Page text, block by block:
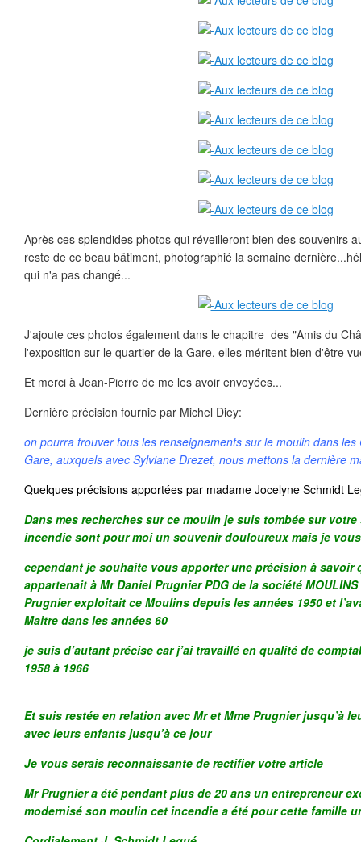
Après ces splendides photos qui réveilleront bien des souvenirs
reste de ce beau bâtiment, photographié la semaine
qui n'a pas changé...
J'ajoute ces photos également dans le chapitre des "Amis du
l'exposition sur le quartier de la Gare, elles méritent bien d'être
Et merci à Jean-Pierre de me les avoir envoyées...
Dernière précision fournie par Michel Diey:
on pourra trouver tous les renseignements sur le moulin dans
Gare, auxquels avec Sylviane Drezet, nous mettons la dernière
Quelques précisions apportées par madame Jocelyne Schmidt
Dans mes recherches sur ce moulin je suis tombée sur
incendie sont pour moi un souvenir douloureux mais je
cependant je souhaite vous apporter une précision à savoir
appartenait à Mr Daniel Prugnier PDG de la société
Prugnier exploitait ce Moulins depuis les années 1950 et
Maitre dans les années 60
je suis d’autant précise car j’ai travaillé en qualité de
1958 à 1966
Et suis restée en relation avec Mr et Mme Prugnier jusqu’à
avec leurs enfants jusqu’à ce jour
Je vous serais reconnaissante de rectifier votre article
Mr Prugnier a été pendant plus de 20 ans un entrepreneur
modernisé son moulin cet incendie a été pour cette famille